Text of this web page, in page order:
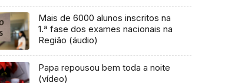
Mais de 6000 alunos inscritos na
1.ª fase dos exames nacionais na
Região (áudio)
Papa repousou bem toda a noite
(vídeo)